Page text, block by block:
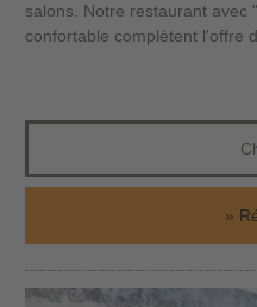
salons. Notre restaurant avec
confortable complètent l'offre